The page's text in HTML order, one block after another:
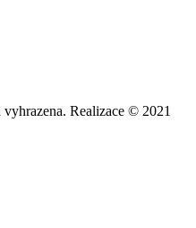
vyhrazena. Realizace © 2021